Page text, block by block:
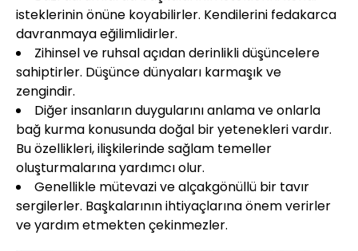
isteklerinin önüne koyabilirler. Kendilerini fedakarca
davranmaya eğilimlidirler.
Zihinsel ve ruhsal açıdan derinlikli düşüncelere
sahiptirler. Düşünce dünyaları karmaşık ve
zengindir.
Diğer insanların duygularını anlama ve onlarla
bağ kurma konusunda doğal bir yetenekleri vardır.
Bu özellikleri, ilişkilerinde sağlam temeller
oluşturmalarına yardımcı olur.
Genellikle mütevazi ve alçakgönüllü bir tavır
sergilerler. Başkalarının ihtiyaçlarına önem verirler
ve yardım etmekten çekinmezler.